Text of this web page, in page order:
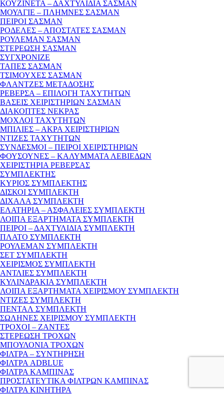
ΚΟΥΖΙΝΕΤΑ – ΔΑΧΤΥΛΙΔΙΑ ΣΑΣΜΑΝ
ΜΟΥΑΓΙΕ – ΠΛΗΜΝΕΣ ΣΑΣΜΑΝ
ΠΕΙΡΟΙ ΣΑΣΜΑΝ
ΡΟΔΕΛΕΣ – ΑΠΟΣΤΑΤΕΣ ΣΑΣΜΑΝ
ΡΟΥΛΕΜΑΝ ΣΑΣΜΑΝ
ΣΤΕΡΕΩΣΗ ΣΑΣΜΑΝ
ΣΥΓΧΡΟΝΙΖΕ
ΤΑΠΕΣ ΣΑΣΜΑΝ
ΤΣΙΜΟΥΧΕΣ ΣΑΣΜΑΝ
ΦΛΑΝΤΖΕΣ ΜΕΤΑΔΟΣΗΣ
ΡΕΒΕΡΣΑ – ΕΠΙΛΟΓΗ ΤΑΧΥΤΗΤΩΝ
ΒΑΣΕΙΣ ΧΕΙΡΙΣΤΗΡΙΩΝ ΣΑΣΜΑΝ
ΔΙΑΚΟΠΤΕΣ ΝΕΚΡΑΣ
ΜΟΧΛΟΙ ΤΑΧΥΤΗΤΩΝ
ΜΠΙΛΙΕΣ – ΑΚΡΑ ΧΕΙΡΙΣΤΗΡΙΩΝ
ΝΤΙΖΕΣ ΤΑΧΥΤΗΤΩΝ
ΣΥΝΔΕΣΜΟΙ – ΠΕΙΡΟΙ ΧΕΙΡΙΣΤΗΡΙΩΝ
ΦΟΥΣΟΥΝΕΣ – ΚΑΛΥΜΜΑΤΑ ΛΕΒΙΕΔΩΝ
ΧΕΙΡΙΣΤΗΡΙΑ ΡΕΒΕΡΣΑΣ
ΣΥΜΠΛΕΚΤΗΣ
ΚΥΡΙΟΣ ΣΥΜΠΛΕΚΤΗΣ
ΔΙΣΚΟΙ ΣΥΜΠΛΕΚΤΗ
ΔΙΧΑΛΑ ΣΥΜΠΛΕΚΤΗ
ΕΛΑΤΗΡΙΑ – ΑΣΦΑΛΕΙΕΣ ΣΥΜΠΛΕΚΤΗ
ΛΟΙΠΑ ΕΞΑΡΤΗΜΑΤΑ ΣΥΜΠΛΕΚΤΗ
ΠΕΙΡΟΙ – ΔΑΧΤΥΛΙΔΙΑ ΣΥΜΠΛΕΚΤΗ
ΠΛΑΤΟ ΣΥΜΠΛΕΚΤΗ
ΡΟΥΛΕΜΑΝ ΣΥΜΠΛΕΚΤΗ
ΣΕΤ ΣΥΜΠΛΕΚΤΗ
ΧΕΙΡΙΣΜΟΣ ΣΥΜΠΛΕΚΤΗ
ΑΝΤΛΙΕΣ ΣΥΜΠΛΕΚΤΗ
ΚΥΛΙΝΔΡΑΚΙΑ ΣΥΜΠΛΕΚΤΗ
ΛΟΙΠΑ ΕΞΑΡΤΗΜΑΤΑ ΧΕΙΡΙΣΜΟΥ ΣΥΜΠΛΕΚΤΗ
ΝΤΙΖΕΣ ΣΥΜΠΛΕΚΤΗ
ΠΕΝΤΑΛ ΣΥΜΠΛΕΚΤΗ
ΣΩΛΗΝΕΣ ΧΕΙΡΙΣΜΟΥ ΣΥΜΠΛΕΚΤΗ
ΤΡΟΧΟΙ – ΖΑΝΤΕΣ
ΣΤΕΡΕΩΣΗ ΤΡΟΧΩΝ
ΜΠΟΥΛΟΝΙΑ ΤΡΟΧΩΝ
ΦΙΛΤΡΑ – ΣΥΝΤΗΡΗΣΗ
ΦΙΛΤΡΑ ADBLUE
ΦΙΛΤΡΑ ΚΑΜΠΙΝΑΣ
ΠΡΟΣΤΑΤΕΥΤΙΚΑ ΦΙΛΤΡΩΝ ΚΑΜΠΙΝΑΣ
ΦΙΛΤΡΑ ΚΙΝΗΤΗΡΑ